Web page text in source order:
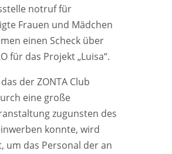
notruf für
Frauen und Mädchen
einen Scheck über
für das Projekt „Luisa“.
der ZONTA Club
eine große
zugunsten des
konnte, wird
um das Personal der an